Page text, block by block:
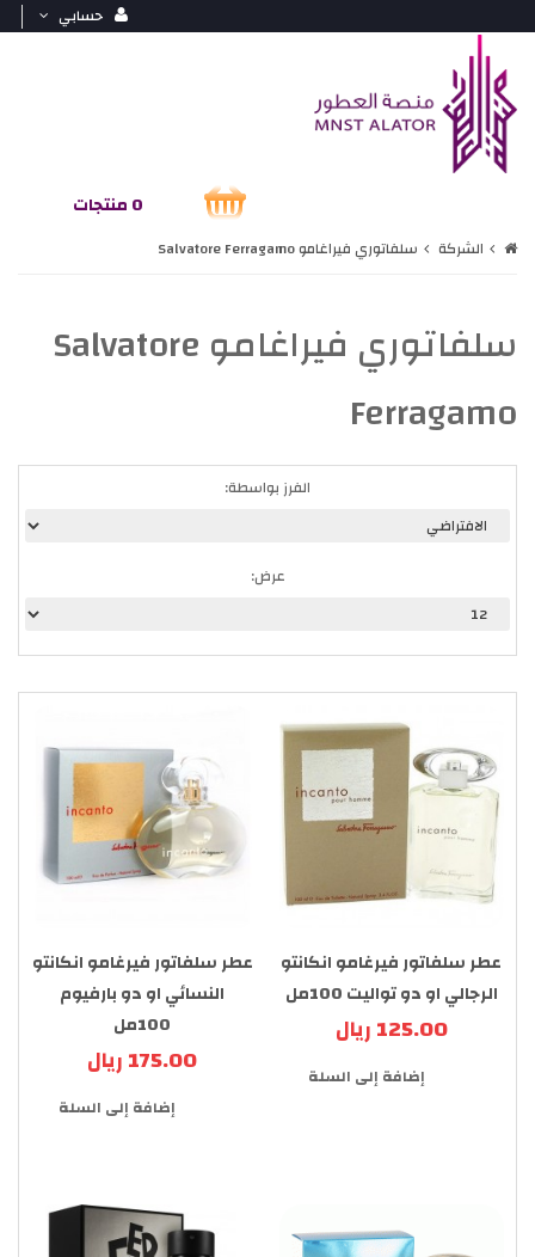
حسابي
0 منتجات
الشركة سلفاتوري فيراغامو Salvatore Ferragamo
سلفاتوري فيراغامو Salvatore
Ferragamo
الفرز بواسطة:
عرض:
عطر سلفاتور فيرغامو انكانتو
الرجالي او دو تواليت 100مل
125.00 ريال
إضافة إلى السلة
عطر سلفاتور فيرغامو انكانتو
النسائي او دو بارفيوم
100مل
175.00 ريال
إضافة إلى السلة